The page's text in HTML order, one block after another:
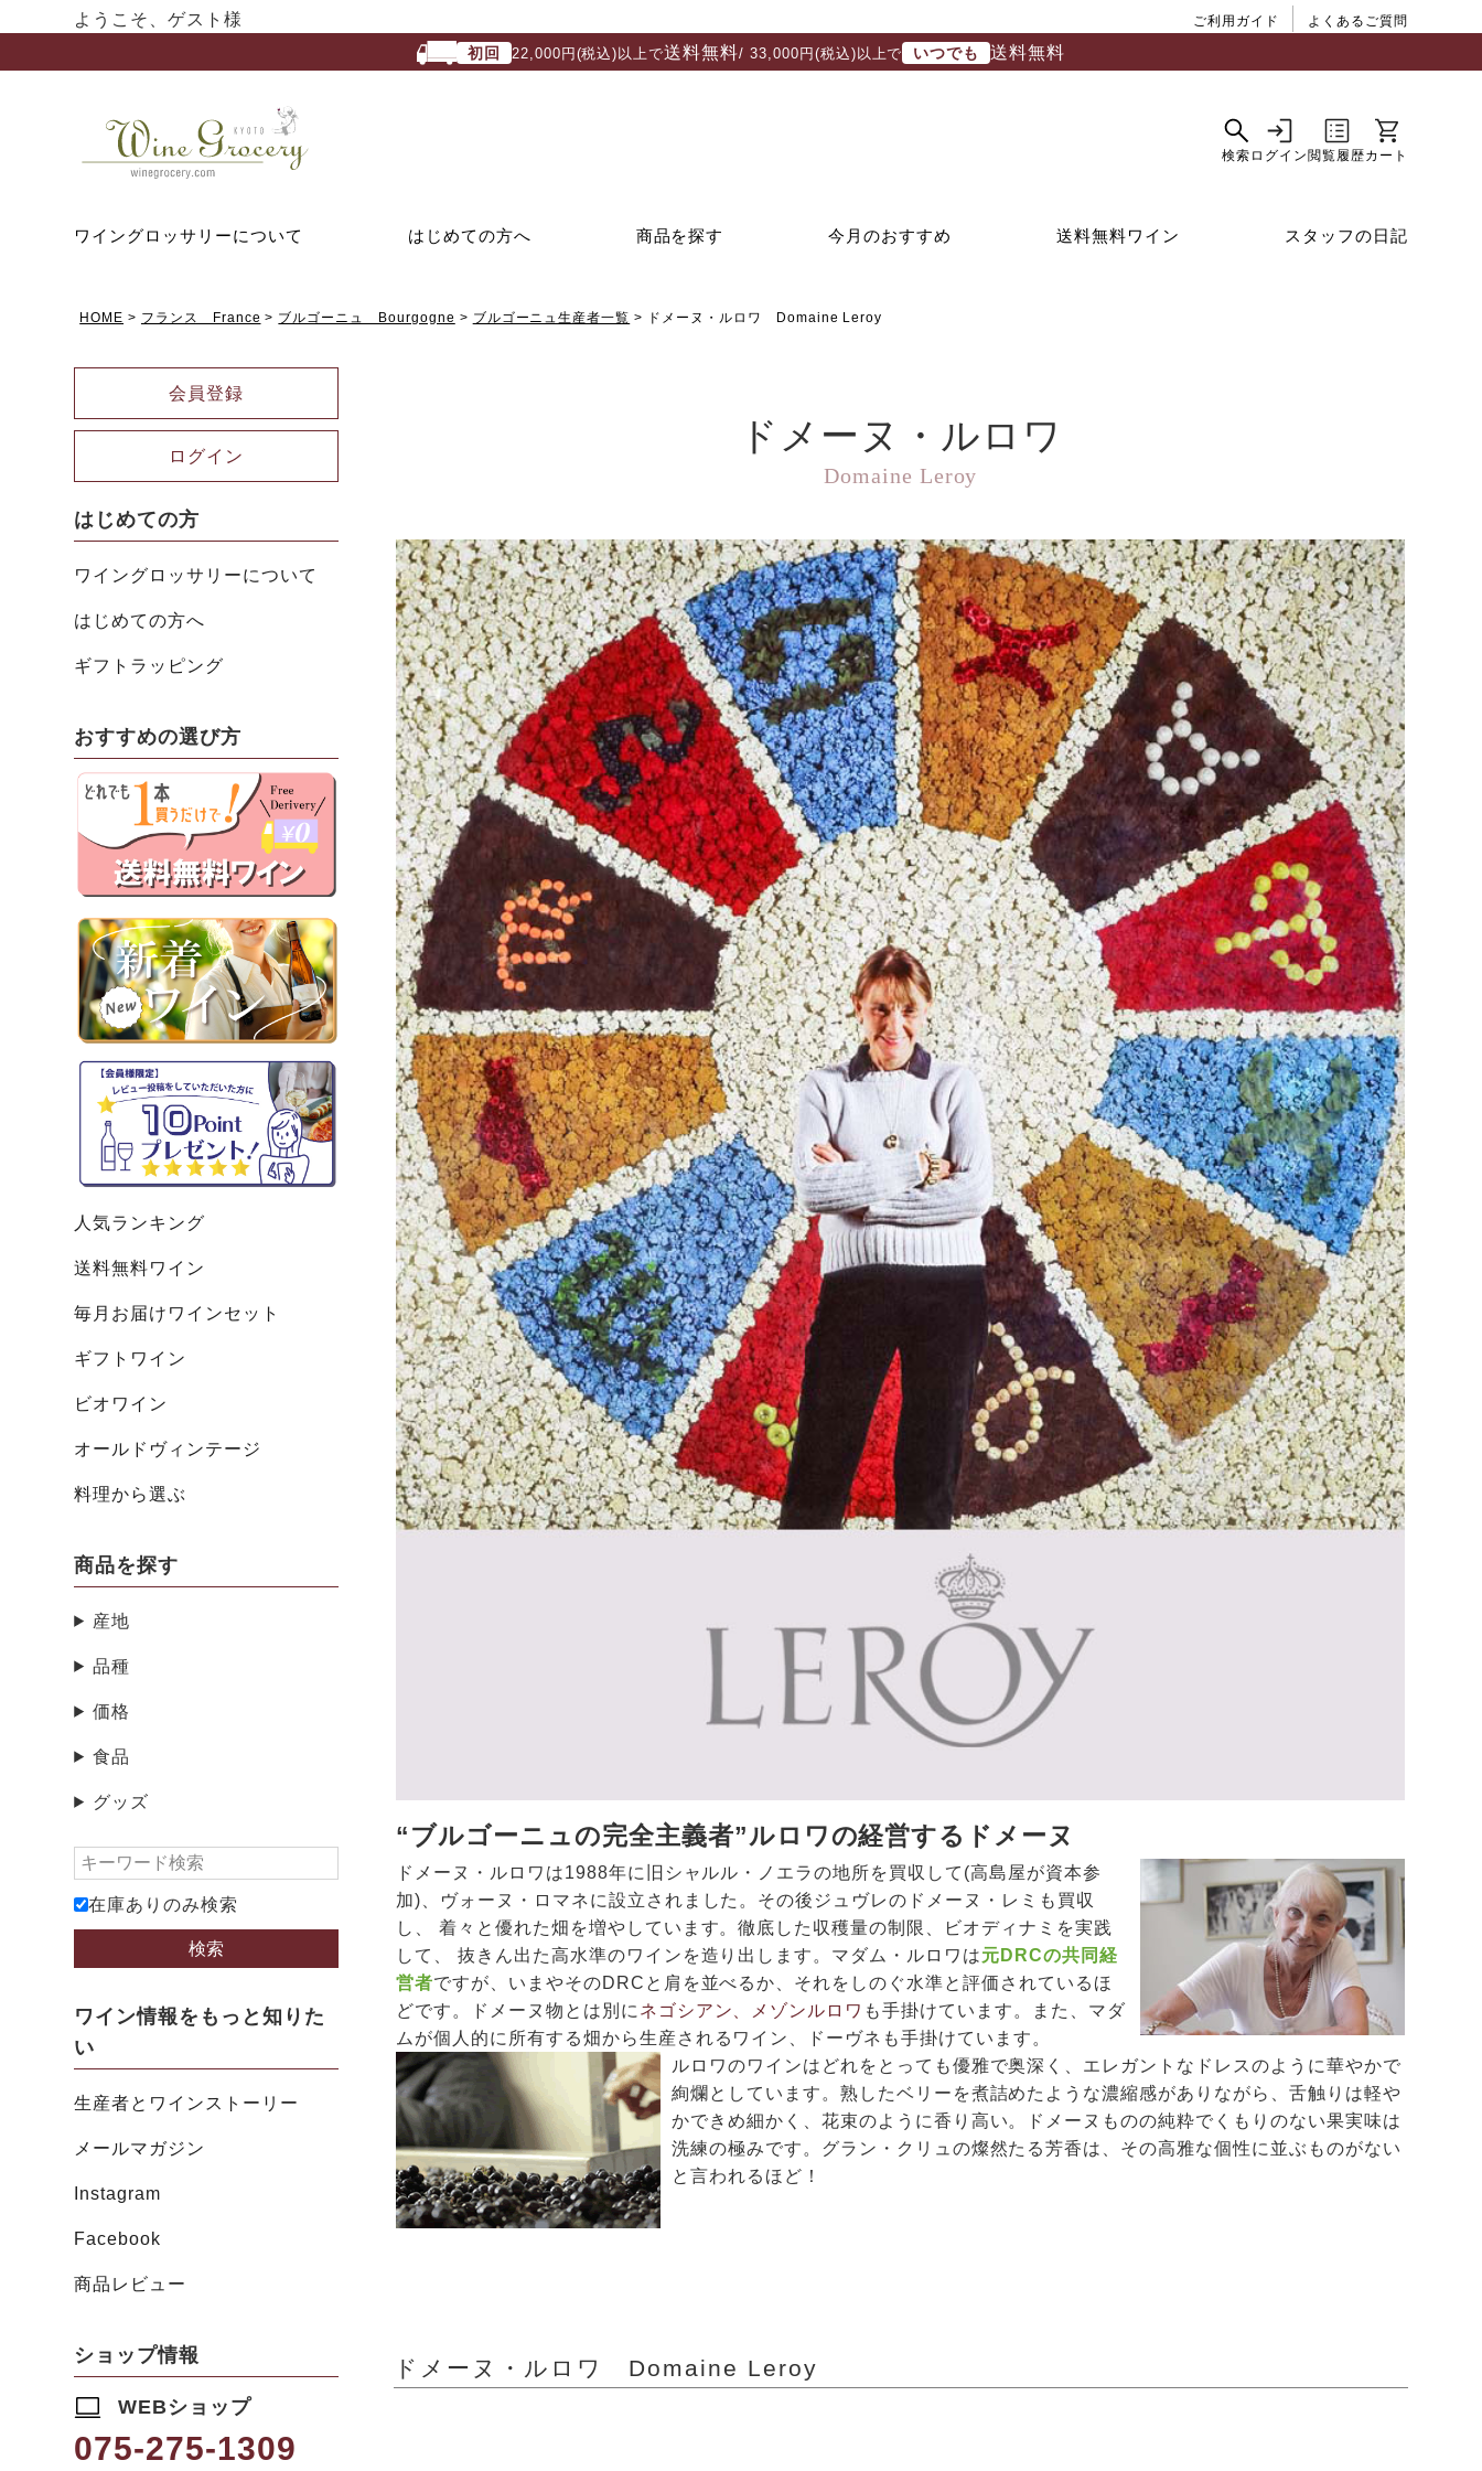
ようこそ、ゲスト様 ご利用ガイド よくあるご質問
初回 22,000円(税込)以上で送料無料/ 33,000円(税込)以上で いつでも 送料無料
ワイングロッサリーについて はじめての方へ 商品を探す 今月のおすすめ 送料無料ワイン スタッフの日記
HOME フランス France ブルゴーニュ Bourgogne ブルゴーニュ生産者一覧 ドメーヌ・ルロワ Domaine Leroy
会員登録
ログイン
はじめての方
ワイングロッサリーについて
はじめての方へ
ギフトラッピング
おすすめの選び方
人気ランキング
送料無料ワイン
毎月お届けワインセット
ギフトワイン
ビオワイン
オールドヴィンテージ
料理から選ぶ
商品を探す
産地
品種
価格
食品
グッズ
在庫ありのみ検索
検索
ワイン情報をもっと知りた
い
生産者とワインストーリー
メールマガジン
Instagram
Facebook
商品レビュー
ショップ情報
WEBショップ
075-275-1309
ドメーヌ・ルロワ
Domaine Leroy
“ブルゴーニュの完全主義者”ルロワの経営するドメーヌ
ドメーヌ・ルロワは1988年に旧シャルル・ノエラの地所を買収して(高島屋が資本参
加)、ヴォーヌ・ロマネに設立されました。その後ジュヴレのドメーヌ・レミも買収
し、 着々と優れた畑を増やしています。徹底した収穫量の制限、ビオディナミを実践
して、 抜きん出た高水準のワインを造り出します。マダム・ルロワは元DRCの共同経
営者ですが、いまやそのDRCと肩を並べるか、それをしのぐ水準と評価されているほ
どです。ドメーヌ物とは別に ネゴシアン、メゾンルロワ も手掛けています。また、マダ
ムが個人的に所有する畑から生産されるワイン、ドーヴネも手掛けています。
ルロワのワインはどれをとっても優雅で奥深く、エレガントなドレスのように華やかで
絢爛としています。熟したベリーを煮詰めたような濃縮感がありながら、舌触りは軽や
かできめ細かく、花束のように香り高い。ドメーヌものの純粋でくもりのない果実味は
洗練の極みです。グラン・クリュの燦然たる芳香は、その高雅な個性に並ぶものがない
と言われるほど！
ドメーヌ・ルロワ Domaine Leroy